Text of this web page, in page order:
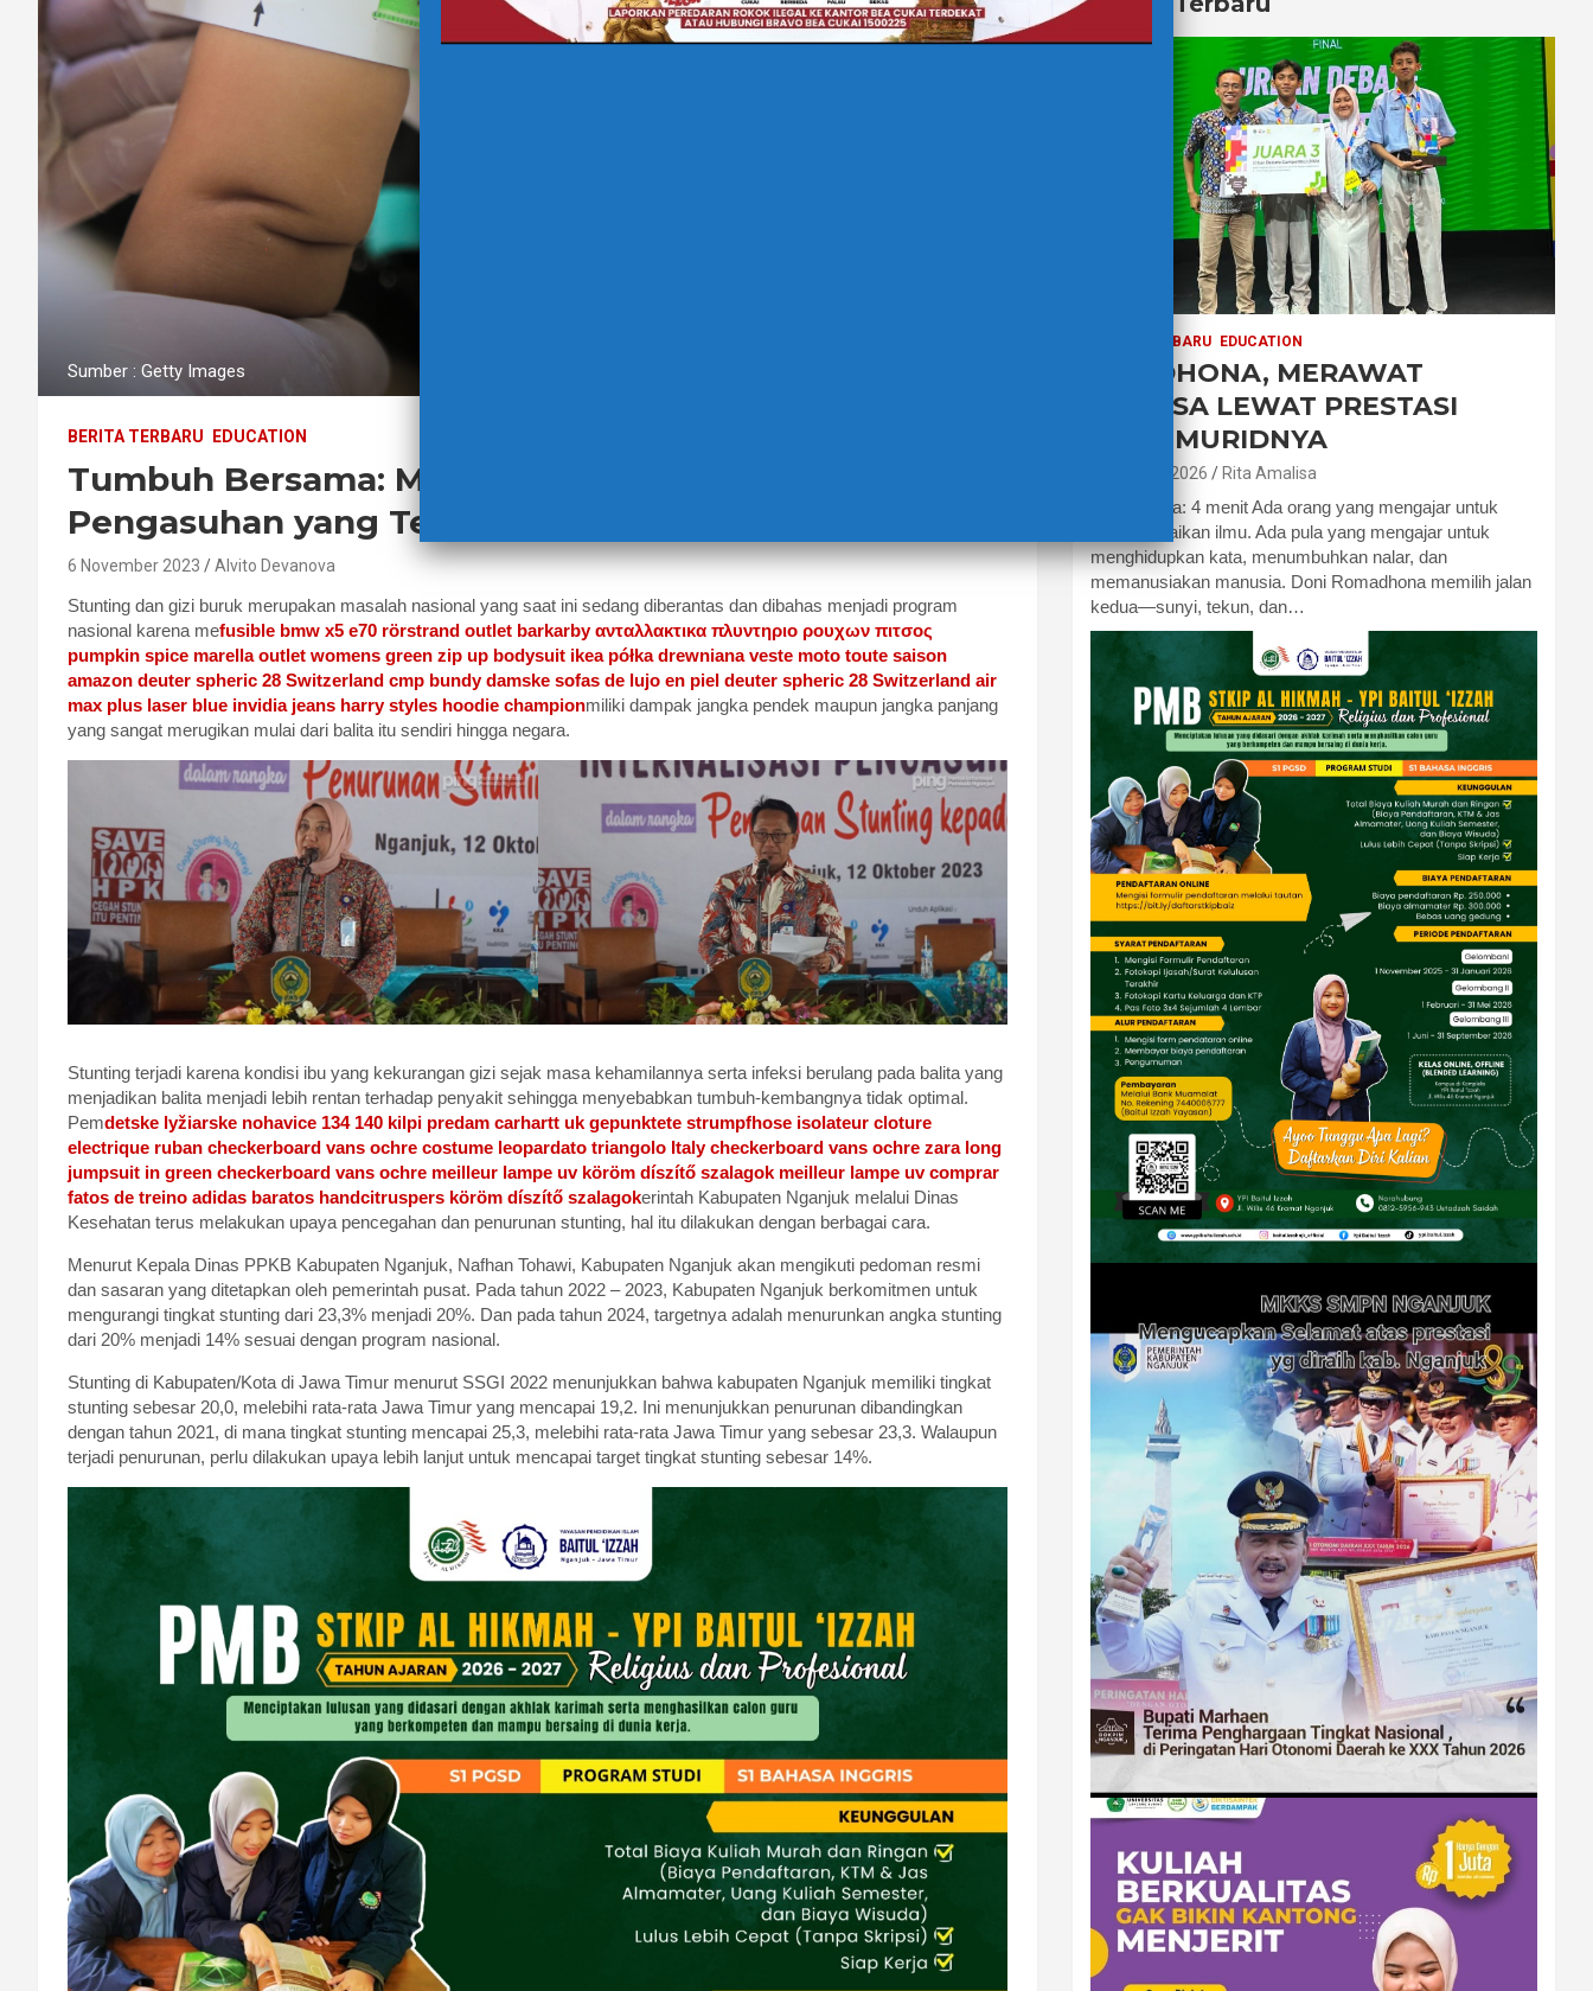
Sumber : Getty Images
BERITA TERBARU EDUCATION
Tumbuh Bersama: Melawan Stunting dengan
Pengasuhan yang Tepat selama 1000 HPK
6 November 2023 Alvito Devanova
Stunting dan gizi buruk merupakan masalah nasional yang saat ini sedang diberantas dan dibahas menjadi program
nasional karena mefusible bmw x5 e70 rörstrand outlet barkarby ανταλλακτικα πλυντηριο ρουχων πιτσος
pumpkin spice marella outlet womens green zip up bodysuit ikea półka drewniana veste moto toute saison
amazon deuter spheric 28 Switzerland cmp bundy damske sofas de lujo en piel deuter spheric 28 Switzerland air
max plus laser blue invidia jeans harry styles hoodie championmiliki dampak jangka pendek maupun jangka panjang
yang sangat merugikan mulai dari balita itu sendiri hingga negara.
Stunting terjadi karena kondisi ibu yang kekurangan gizi sejak masa kehamilannya serta infeksi berulang pada balita yang
menjadikan balita menjadi lebih rentan terhadap penyakit sehingga menyebabkan tumbuh-kembangnya tidak optimal.
Pemdetske lyžiarske nohavice 134 140 kilpi predam carhartt uk gepunktete strumpfhose isolateur cloture
electrique ruban checkerboard vans ochre costume leopardato triangolo Italy checkerboard vans ochre zara long
jumpsuit in green checkerboard vans ochre meilleur lampe uv köröm díszítő szalagok meilleur lampe uv comprar
fatos de treino adidas baratos handcitruspers köröm díszítő szalagokerintah Kabupaten Nganjuk melalui Dinas
Kesehatan terus melakukan upaya pencegahan dan penurunan stunting, hal itu dilakukan dengan berbagai cara.
Menurut Kepala Dinas PPKB Kabupaten Nganjuk, Nafhan Tohawi, Kabupaten Nganjuk akan mengikuti pedoman resmi
dan sasaran yang ditetapkan oleh pemerintah pusat. Pada tahun 2022 – 2023, Kabupaten Nganjuk berkomitmen untuk
mengurangi tingkat stunting dari 23,3% menjadi 20%. Dan pada tahun 2024, targetnya adalah menurunkan angka stunting
dari 20% menjadi 14% sesuai dengan program nasional.
Stunting di Kabupaten/Kota di Jawa Timur menurut SSGI 2022 menunjukkan bahwa kabupaten Nganjuk memiliki tingkat
stunting sebesar 20,0, melebihi rata-rata Jawa Timur yang mencapai 19,2. Ini menunjukkan penurunan dibandingkan
dengan tahun 2021, di mana tingkat stunting mencapai 25,3, melebihi rata-rata Jawa Timur yang sebesar 23,3. Walaupun
terjadi penurunan, perlu dilakukan upaya lebih lanjut untuk mencapai target tingkat stunting sebesar 14%.
BERITA TERBARU EDUCATION
PAK DHONA, MERAWAT
BAHASA LEWAT PRESTASI
PARA MURIDNYA
7 Agustus 2026 Rita Amalisa
Waktu baca: 4 menit Ada orang yang mengajar untuk
menyampaikan ilmu. Ada pula yang mengajar untuk
menghidupkan kata, menumbuhkan nalar, dan
memanusiakan manusia. Doni Romadhona memilih jalan
kedua—sunyi, tekun, dan…